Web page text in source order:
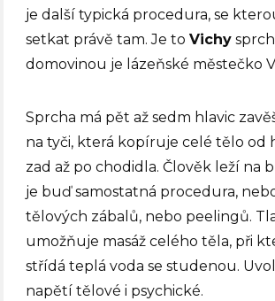
je další typická procedura, se
setkat právě tam. Je toVichy
domovinou je lázeňské městečko
Sprcha má pět až sedm hlavic
na tyči, která kopíruje celé tělo od
zad až po chodidla. Člověk leží na
je buď samostatná procedura,
tělových zábalů, nebo peelingů.
umožňuje masáž celého těla, při
střídá teplá voda se studenou.
napětí tělové i psychické.